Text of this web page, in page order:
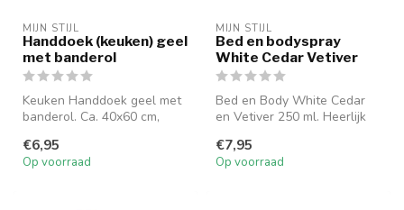
MIJN STIJL
Handdoek (keuken) geel
met banderol
Keuken Handdoek geel met
banderol. Ca. 40x60 cm,
Portugal.
€6,95
Op voorraad
MIJN STIJL
Bed en bodyspray
White Cedar Vetiver
Bed en Body White Cedar
en Vetiver 250 ml. Heerlijk
li...
€7,95
Op voorraad